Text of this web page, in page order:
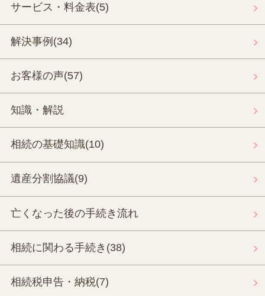
サービス・料金表(5)
解決事例 (34)
お客様の声(57)
知識・解説
相続の基礎知識(10)
遺産分割協議(9)
亡くなった後の手続き流れ
相続に関わる手続き (38)
相続税申告・納税(7)